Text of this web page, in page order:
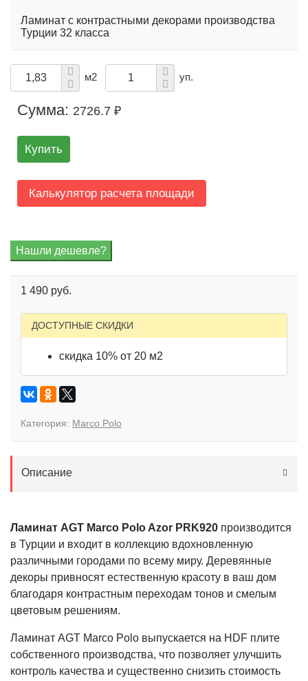
Ламинат с контрастными декорами производства
Турции 32 класса
м2 уп.
Сумма: 2726.7 ₽
Купить
Калькулятор расчета площади
1 490 руб.
ДОСТУПНЫЕ СКИДКИ
скидка 10% от 20 м2
Категория: Marco Polo
Описание
Ламинат AGT Marco Polo Azor PRK920 производится
в Турции и входит в коллекцию вдохновленную
различными городами по всему миру. Деревянные
декоры привносят естественную красоту в ваш дом
благодаря контрастным переходам тонов и смелым
цветовым решениям.
Ламинат AGT Marco Polo выпускается на HDF плите
собственного производства, что позволяет улучшить
контроль качества и существенно снизить стоимость